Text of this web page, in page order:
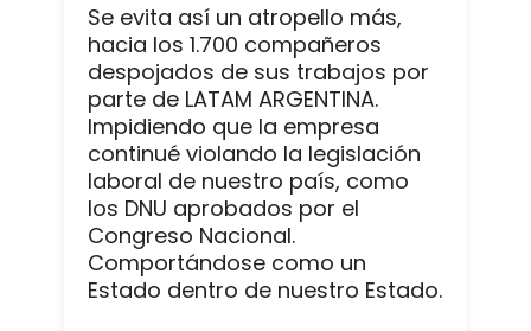
Se evita así un atropello más,
hacia los 1.700 compañeros
despojados de sus trabajos por
parte de LATAM ARGENTINA.
Impidiendo que la empresa
continué violando la legislación
laboral de nuestro país, como
los DNU aprobados por el
Congreso Nacional.
Comportándose como un
Estado dentro de nuestro Estado.